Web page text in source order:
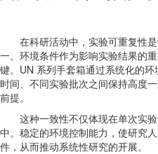
在科研活动中，实验可重复性
一。环境条件作为影响实验结果的
键。UN 系列手套箱通过系统化的
时间、不同实验批次之间保持高度
前提。
这种一致性不仅体现在单次实
中。稳定的环境控制能力，使研究
件，从而推动系统性研究的开展。